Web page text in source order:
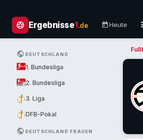
sports_soccer Ergebnisse1.de todayHeute
PUBLIC DEUTSCHLAND
1. Bundesliga
2. Bundesliga
3. Liga
DFB-Pokal
PUBLIC DEUTSCHLAND FRAUEN